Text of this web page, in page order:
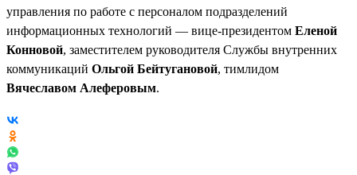
управления по работе с персоналом подразделений
информационных технологий — вице-президентом Еленой
Конновой, заместителем руководителя Службы внутренних
коммуникаций Ольгой Бейтугановой, тимлидом
Вячеславом Алеферовым.